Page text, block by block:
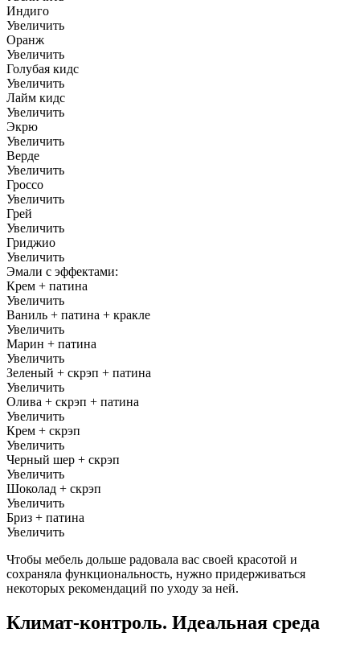
Индиго
Увеличить
Оранж
Увеличить
Голубая кидс
Увеличить
Лайм кидс
Увеличить
Экрю
Увеличить
Верде
Увеличить
Гроссо
Увеличить
Грей
Увеличить
Гриджио
Увеличить
Эмали с эффектами:
Крем + патина
Увеличить
Ваниль + патина + кракле
Увеличить
Марин + патина
Увеличить
Зеленый + скрэп + патина
Увеличить
Олива + скрэп + патина
Увеличить
Крем + скрэп
Увеличить
Черный шер + скрэп
Увеличить
Шоколад + скрэп
Увеличить
Бриз + патина
Увеличить
Чтобы мебель дольше радовала вас своей красотой и
сохраняла функциональность, нужно придерживаться
некоторых рекомендаций по уходу за ней.
Климат-контроль. Идеальная среда